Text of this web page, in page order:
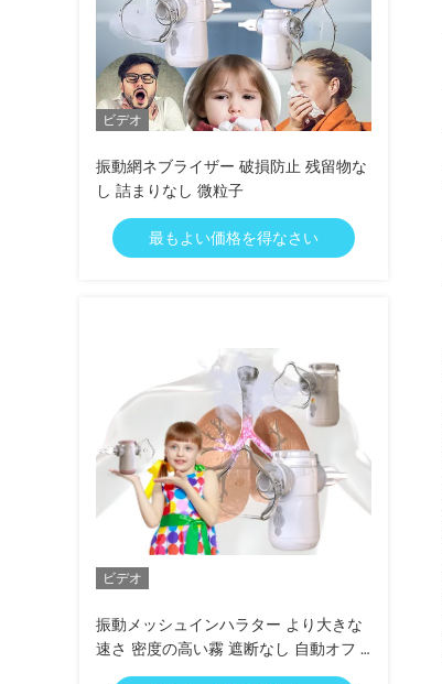
ビデオ
振動網ネブライザー 破損防止 残留物な
し 詰まりなし 微粒子
最もよい価格を得なさい
ビデオ
振動メッシュインハラター より大きな
速さ 密度の高い霧 遮断なし 自動オフ /
低バッテリー インジケーター